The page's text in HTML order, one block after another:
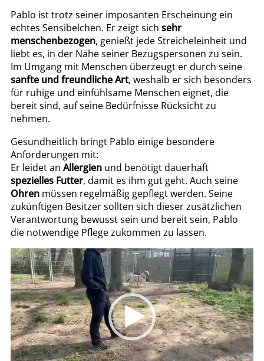
Pablo ist trotz seiner imposanten Erscheinung ein
echtes Sensibelchen. Er zeigt sich sehr
menschenbezogen, genießt jede Streicheleinheit und
liebt es, in der Nähe seiner Bezugspersonen zu sein.
Im Umgang mit Menschen überzeugt er durch seine
sanfte und freundliche Art, weshalb er sich besonders
für ruhige und einfühlsame Menschen eignet, die
bereit sind, auf seine Bedürfnisse Rücksicht zu
nehmen.
Gesundheitlich bringt Pablo einige besondere
Anforderungen mit:
Er leidet an Allergien und benötigt dauerhaft
spezielles Futter, damit es ihm gut geht. Auch seine
Ohren müssen regelmäßig gepflegt werden. Seine
zukünftigen Besitzer sollten sich dieser zusätzlichen
Verantwortung bewusst sein und bereit sein, Pablo
die notwendige Pflege zukommen zu lassen.
Video-
Player